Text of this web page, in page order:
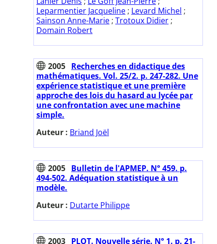
Leparmentier Jacqueline ; Levard Michel ;
Sainson Anne-Marie ; Trotoux Didier ;
Domain Robert
2005 Recherches en didactique des
mathématiques. Vol. 25/2. p. 247-282. Une
expérience statistique et une première
approche des lois du hasard au lycée par
une confrontation avec une machine
simple.
Auteur : Briand Joël
2005 Bulletin de l'APMEP. N° 459. p.
494-502. Adéquation statistique à un
modèle.
Auteur : Dutarte Philippe
2003 PLOT. Nouvelle série. N° 1. p. 21-